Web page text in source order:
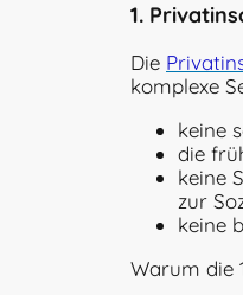
1.
Die
komplexe
keine
die
keine
zur
keine
Warum die